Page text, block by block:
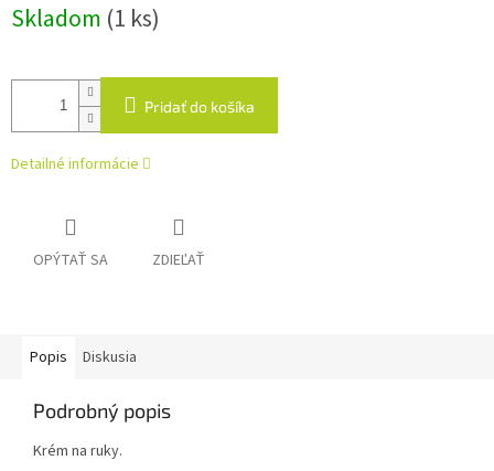
cena:
Skladom (1 ks)
Pridať do košíka
Detailné informácie
OPÝTAŤ SA ZDIEĽAŤ
Popis Diskusia
Podrobný popis
Krém na ruky.